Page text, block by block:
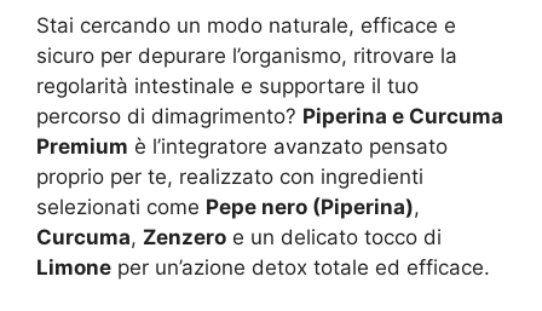
Stai cercando un modo naturale, efficace e
sicuro per depurare l’organismo, ritrovare la
regolarità intestinale e supportare il tuo
percorso di dimagrimento? Piperina e Curcuma
Premium è l’integratore avanzato pensato
proprio per te, realizzato con ingredienti
selezionati come Pepe nero (Piperina),
Curcuma, Zenzero e un delicato tocco di
Limone per un’azione detox totale ed efficace.